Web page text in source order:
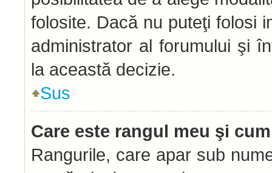
folosite. Dacă nu puteţi folosi
administrator al forumului şi
la această decizie.
Sus
Care este rangul meu şi
Rangurile, care apar sub